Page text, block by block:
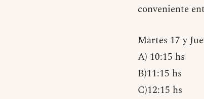
conveniente
Martes 17 y
A) 10:15 hs
B)11:15 hs
C)12:15 hs